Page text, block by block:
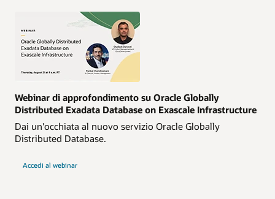
Webinar di approfondimento su Oracle Globally
Distributed Exadata Database on Exascale Infrastructure
Dai un'occhiata al nuovo servizio Oracle Globally
Distributed Database.
Accedi al webinar